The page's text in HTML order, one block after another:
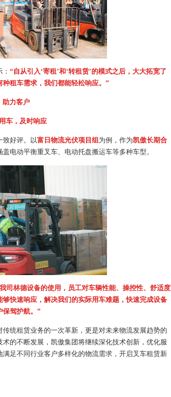
“自从引入‘寄租’和‘转租赁’的模式之后，大大拓宽了
租车需求，我们都能轻松响应。”
助力客户
用车 ，及时响应
致好评。以富日物流光伏项目组为例，作为凯傲长期合
盖电动平衡重叉车、电动托盘搬运车等多种车型。
司林德设备的使用，员工对车辆性能、操控性、舒适度
快速响应，解决我们的实际用车难题，快速完成设备
保驾护航。”
统租赁业务的一次革新，更是对未来物流发展趋势的
的不断发展，凯傲集团将继续深化技术创新，优化服
足不同行业客户多样化的物流需求，开启叉车租赁新